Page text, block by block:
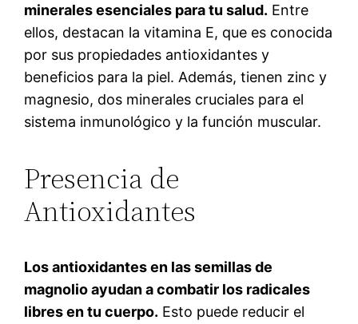
minerales esenciales para tu salud. Entre
ellos, destacan la vitamina E, que es conocida
por sus propiedades antioxidantes y
beneficios para la piel. Además, tienen zinc y
magnesio, dos minerales cruciales para el
sistema inmunológico y la función muscular.
Presencia de
Antioxidantes
Los antioxidantes en las semillas de
magnolio ayudan a combatir los radicales
libres en tu cuerpo. Esto puede reducir el